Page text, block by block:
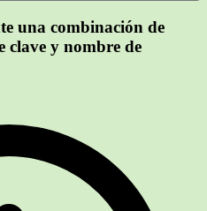
una combinación de
clave y nombre de